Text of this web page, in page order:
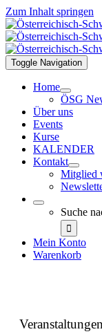
Zum Inhalt springen
Toggle Navigation
Home
ÖSG
Über uns
Events
Kurse
KALENDER
Kontakt
Mitglied
Suche
Mein Konto
Warenkorb
Veranstaltungen